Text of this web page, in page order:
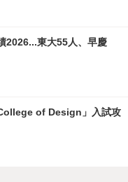
2026...東大55人、早慶
of Design」入試攻